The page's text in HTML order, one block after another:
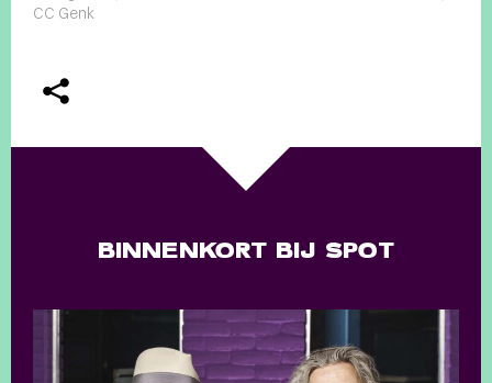
CC Genk
BINNENKORT BIJ SPOT